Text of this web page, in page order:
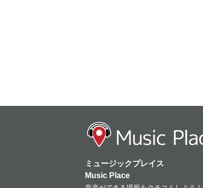
ミュージックプレイス
Music Place